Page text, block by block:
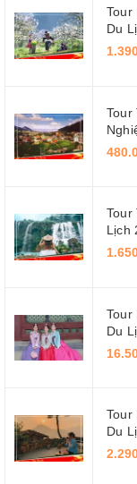
Tour
Du
Tour
Tour
Lịch
Tour
Du
Tour
Du